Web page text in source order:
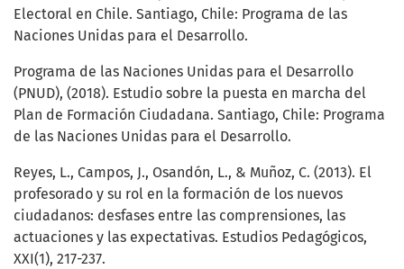
Electoral en Chile. Santiago, Chile: Programa de las
Naciones Unidas para el Desarrollo.
Programa de las Naciones Unidas para el Desarrollo
(PNUD), (2018). Estudio sobre la puesta en marcha del
Plan de Formación Ciudadana. Santiago, Chile: Programa
de las Naciones Unidas para el Desarrollo.
Reyes, L., Campos, J., Osandón, L., & Muñoz, C. (2013). El
profesorado y su rol en la formación de los nuevos
ciudadanos: desfases entre las comprensiones, las
actuaciones y las expectativas. Estudios Pedagógicos,
XXI(1), 217-237.